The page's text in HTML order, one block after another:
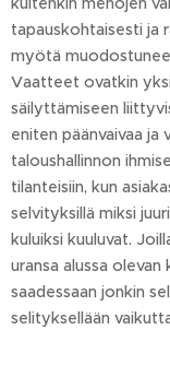
tapauskohtaisesti ja
myötä
Vaatteet ovatkin
säilyttämiseen
eniten päänvaivaa ja
taloushallinnon
tilanteisiin, kun
selvityksillä miksi
kuluiksi kuuluvat.
uransa alussa
saadessaan jonkin
selityksellään